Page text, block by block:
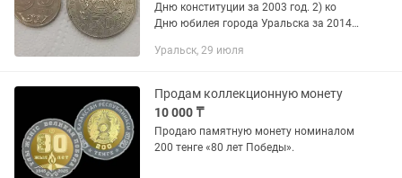
Дню конституции за 2003 год. 2) ко
Дню юбилея города Уральска за 2014
Уральск, 29 июля
Продам коллекционную монету
10 000 ₸
Продаю памятную монету номиналом
200 тенге «80 лет Победы».